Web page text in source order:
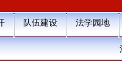
队伍建设 法学园地